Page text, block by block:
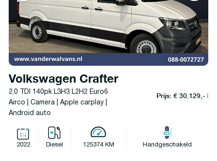
Volkswagen Crafter
2.0 TDI 140pk L3H3 L2H2 Euro6
Airco | Camera | Apple carplay |
Android auto
Prijs: € 30.129,-l
2022 Diesel 125374 KM Handgeschakeld